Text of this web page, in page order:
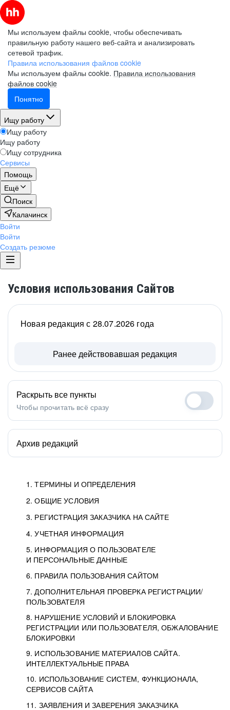
Мы используем файлы cookie, чтобы обеспечивать
правильную работу нашего веб-сайта и анализировать
сетевой трафик.
Правила использования файлов cookie
Мы используем файлы cookie. Правила использования
файлов cookie
Понятно
Ищу работу
Ищу работу
Ищу работу
Ищу сотрудника
Сервисы
Помощь
Ещё
Поиск
Калачинск
Войти
Войти
Создать резюме
Условия использования Сайтов
1. ТЕРМИНЫ И ОПРЕДЕЛЕНИЯ
2. ОБЩИЕ УСЛОВИЯ
3. РЕГИСТРАЦИЯ ЗАКАЗЧИКА НА САЙТЕ
4. УЧЕТНАЯ ИНФОРМАЦИЯ
5. ИНФОРМАЦИЯ О ПОЛЬЗОВАТЕЛЕ
И ПЕРСОНАЛЬНЫЕ ДАННЫЕ
6. ПРАВИЛА ПОЛЬЗОВАНИЯ САЙТОМ
7. ДОПОЛНИТЕЛЬНАЯ ПРОВЕРКА РЕГИСТРАЦИИ/
ПОЛЬЗОВАТЕЛЯ
8. НАРУШЕНИЕ УСЛОВИЙ И БЛОКИРОВКА
РЕГИСТРАЦИИ ИЛИ ПОЛЬЗОВАТЕЛЯ, ОБЖАЛОВАНИЕ
БЛОКИРОВКИ
9. ИСПОЛЬЗОВАНИЕ МАТЕРИАЛОВ САЙТА.
ИНТЕЛЛЕКТУАЛЬНЫЕ ПРАВА
10. ИСПОЛЬЗОВАНИЕ СИСТЕМ, ФУНКЦИОНАЛА,
СЕРВИСОВ САЙТА
11. ЗАЯВЛЕНИЯ И ЗАВЕРЕНИЯ ЗАКАЗЧИКА
Новая редакция с 28.07.2026 года
Ранее действовавшая редакция
Раскрыть все пункты
Чтобы прочитать всё сразу
Архив редакций